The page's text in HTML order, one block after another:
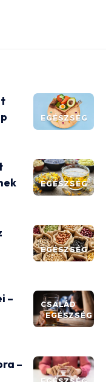
EGÉSZSÉG
EGÉSZSÉG
EGÉSZSÉG
CSALÁD
EGÉSZSÉG
–
–